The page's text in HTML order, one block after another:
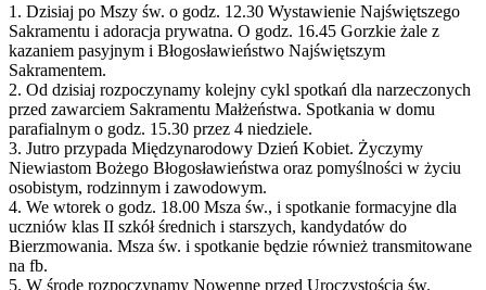
1. Dzisiaj po Mszy św. o godz. 12.30 Wystawienie Najświętszego
Sakramentu i adoracja prywatna. O godz. 16.45 Gorzkie żale z
kazaniem pasyjnym i Błogosławieństwo Najświętszym
Sakramentem.
2. Od dzisiaj rozpoczynamy kolejny cykl spotkań dla narzeczonych
przed zawarciem Sakramentu Małżeństwa. Spotkania w domu
parafialnym o godz. 15.30 przez 4 niedziele.
3. Jutro przypada Międzynarodowy Dzień Kobiet. Życzymy
Niewiastom Bożego Błogosławieństwa oraz pomyślności w życiu
osobistym, rodzinnym i zawodowym.
4. We wtorek o godz. 18.00 Msza św., i spotkanie formacyjne dla
uczniów klas II szkół średnich i starszych, kandydatów do
Bierzmowania. Msza św. i spotkanie będzie również transmitowane
na fb.
5. W środę rozpoczynamy Nowennę przed Uroczystością św.